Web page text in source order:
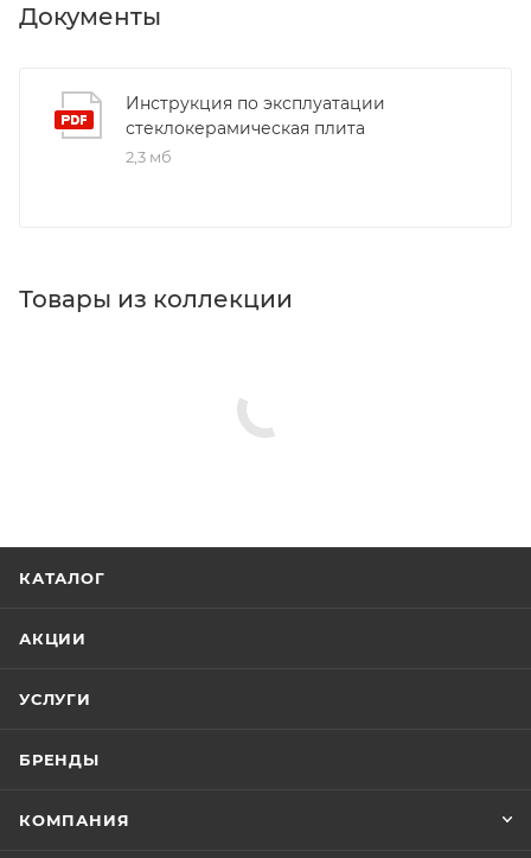
Документы
Инструкция по эксплуатации
стеклокерамическая плита
2,3 мб
Товары из коллекции
КАТАЛОГ
АКЦИИ
УСЛУГИ
БРЕНДЫ
КОМПАНИЯ